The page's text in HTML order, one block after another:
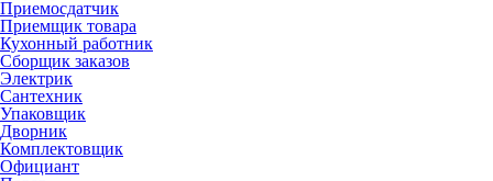
Приемосдатчик
Приемщик товара
Кухонный работник
Сборщик заказов
Электрик
Сантехник
Упаковщик
Дворник
Комплектовщик
Официант